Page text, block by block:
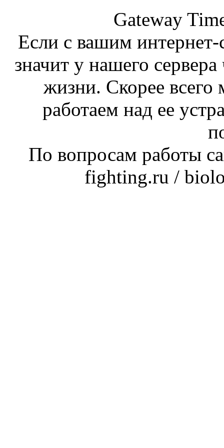
Gateway
Если с вашим интернет-
значит у нашего
жизни. Скорее
работаем над ее
По вопросам работы
fighting.ru /